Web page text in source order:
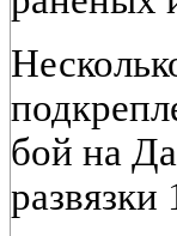
бой на